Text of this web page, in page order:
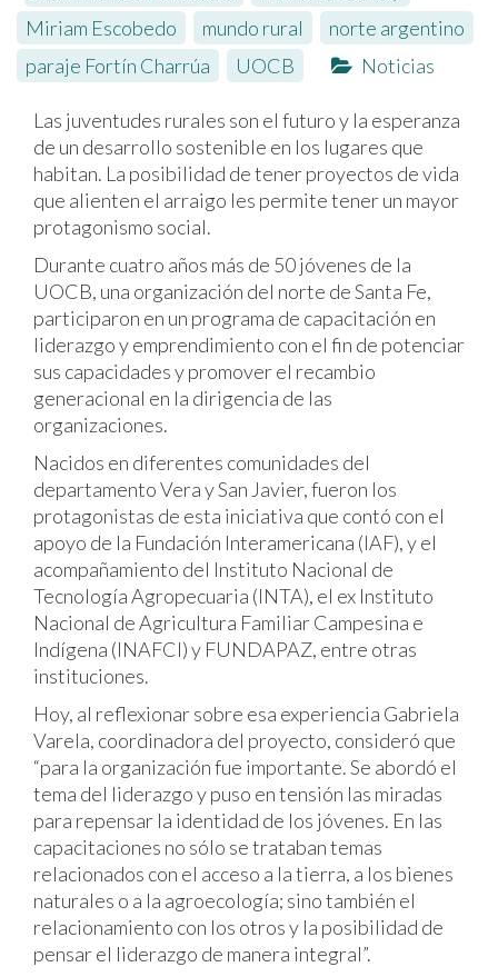
Miriam Escobedo
mundo rural norte argentino
paraje Fortín Charrúa
UOCB Noticias
Las juventudes rurales son el futuro y la esperanza
de un desarrollo sostenible en los lugares que
habitan. La posibilidad de tener proyectos de vida
que alienten el arraigo les permite tener un mayor
protagonismo social.
Durante cuatro años más de 50 jóvenes de la
UOCB, una organización del norte de Santa Fe,
participaron en un programa de capacitación en
liderazgo y emprendimiento con el fin de potenciar
sus capacidades y promover el recambio
generacional en la dirigencia de las
organizaciones.
Nacidos en diferentes comunidades del
departamento Vera y San Javier, fueron los
protagonistas de esta iniciativa que contó con el
apoyo de la Fundación Interamericana (IAF), y el
acompañamiento del Instituto Nacional de
Tecnología Agropecuaria (INTA), el ex Instituto
Nacional de Agricultura Familiar Campesina e
Indígena (INAFCI) y FUNDAPAZ, entre otras
instituciones.
Hoy, al reflexionar sobre esa experiencia Gabriela
Varela, coordinadora del proyecto, consideró que
“para la organización fue importante. Se abordó el
tema del liderazgo y puso en tensión las miradas
para repensar la identidad de los jóvenes. En las
capacitaciones no sólo se trataban temas
relacionados con el acceso a la tierra, a los bienes
naturales o a la agroecología; sino también el
relacionamiento con los otros y la posibilidad de
pensar el liderazgo de manera integral”.